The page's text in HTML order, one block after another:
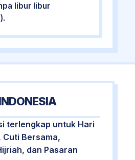
libur libur
terlengkap untuk Hari
Cuti Bersama,
dan Pasaran